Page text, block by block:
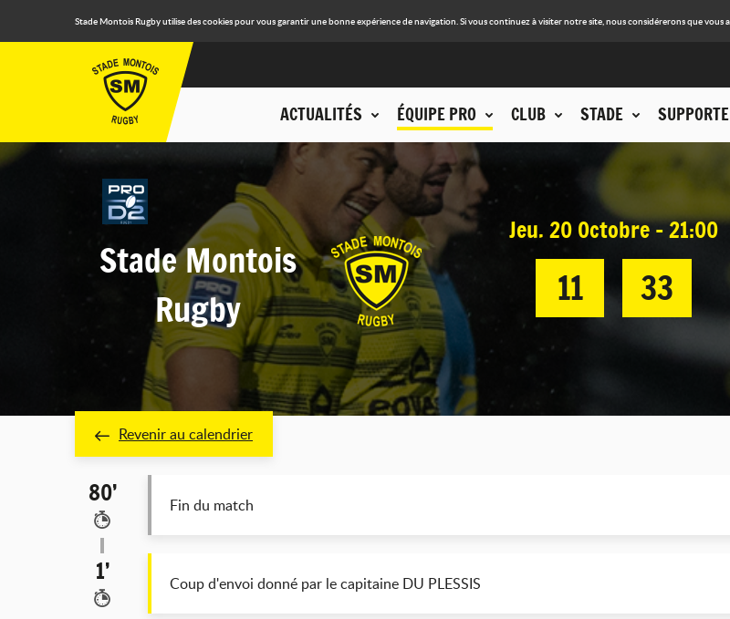
Stade Montois Rugby utilise des cookies pour vous garantir une bonne expérience de navigation. Si vous continuez à visiter notre site, nous considérerons que vous
ACTUALITÉS ÉQUIPE PRO CLUB STADE
Stade Montois
Rugby
Jeu. 20 Octobre - 21:00
11 33
Revenir au calendrier
80’ Fin du match
1’ Coup d'envoi donné par le capitaine DU PLESSIS